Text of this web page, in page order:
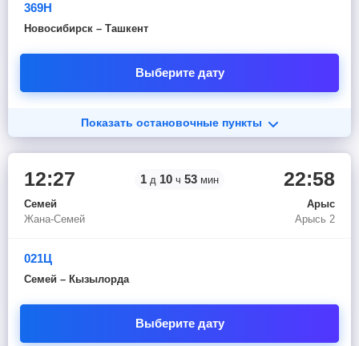
369Н
Новосибирск – Ташкент
Выберите дату
Показать остановочные пункты
12:27
Семей
Жана-Семей
1 д 10 ч 53 мин 22:58
Арыс
Арысь 2
021Ц
Семей – Кызылорда
Выберите дату